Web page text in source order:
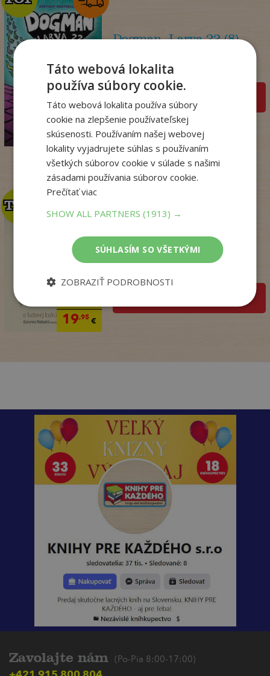
€
12,86€
Dogman. Larva 22 (8)
Na sklade
19,95€
TOP
TOP
ľudovej kultúr...
Zavolajte nám (Po-Pia 8:00-17:00)
Táto webová lokalita
používa súbory cookie.
Táto webová lokalita používa súbory
cookie na zlepšenie používateľskej
skúsenosti. Používaním našej webovej
lokality vyjadrujete súhlas s používaním
všetkých súborov cookie v súlade s našimi
zásadami používania súborov cookie.
Prečítať viac
SHOW ALL PARTNERS(1913) →
SÚHLASÍM SO VŠETKÝMI
ZOBRAZIŤ PODROBNOSTI